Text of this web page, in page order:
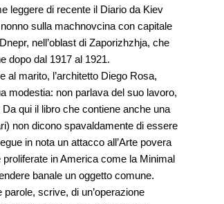
leggere di recente il Diario da Kiev
sulla machnovcina con capitale
nell’oblast di Zaporizhzhja, che
dopo dal 1917 al 1921.
al marito, l’architetto Diego Rosa,
modestia: non parlava del suo lavoro,
qui il libro che contiene anche una
non dicono spavaldamente di essere
in nota un attacco all’Arte povera
in America come la Minimal
banale un oggetto comune.
scrive, di un’operazione